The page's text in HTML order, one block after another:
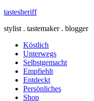
tastesheriff
stylist . tastemaker . blogger
Köstlich
Unterwegs
Selbstgemacht
Empfiehlt
Entdeckt
Persönliches
Shop